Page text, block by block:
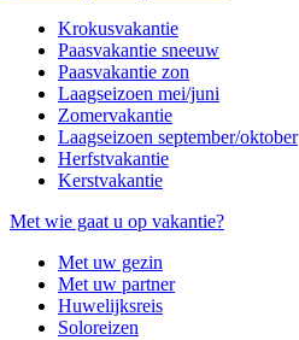
Krokusvakantie
Paasvakantie sneeuw
Paasvakantie zon
Laagseizoen mei/juni
Zomervakantie
Laagseizoen september/oktober
Herfstvakantie
Kerstvakantie
Met wie gaat u op vakantie?
Met uw gezin
Met uw partner
Huwelijksreis
Soloreizen